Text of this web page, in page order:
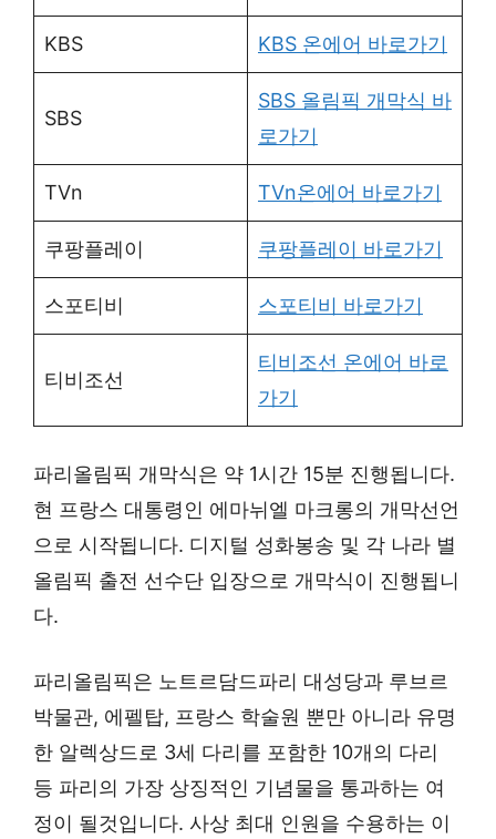
KBS KBS 온에어 바로가기
SBS
SBS 올림픽 개막식 바
로가기
TVn TVn온에어 바로가기
쿠팡플레이 쿠팡플레이 바로가기
스포티비 스포티비 바로가기
티비조선
티비조선 온에어 바로
가기
파리올림픽 개막식은 약 1시간 15분 진행됩니다.
현 프랑스 대통령인 에마뉘엘 마크롱의 개막선언
으로 시작됩니다. 디지털 성화봉송 및 각 나라 별
올림픽 출전 선수단 입장으로 개막식이 진행됩니
다.
파리올림픽은 노트르담드파리 대성당과 루브르
박물관, 에펠탑, 프랑스 학술원 뿐만 아니라 유명
한 알렉상드로 3세 다리를 포함한 10개의 다리
등 파리의 가장 상징적인 기념물을 통과하는 여
정이 될것입니다. 사상 최대 인원을 수용하는 이